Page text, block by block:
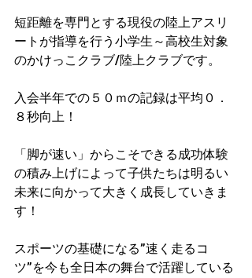
短距離を専門とする現役の陸上アスリ
ートが指導を行う小学生～高校生対象
のかけっこクラブ/陸上クラブです。
入会半年での５０ｍの記録は平均０．
８秒向上！​
「脚が速い」からこそできる成功体験
の積み上げによって子供たちは明るい
未来に向かって大きく成長していきま
す！
スポーツの基礎になる”速く走るコ
ツ”を今も全日本の舞台で活躍している